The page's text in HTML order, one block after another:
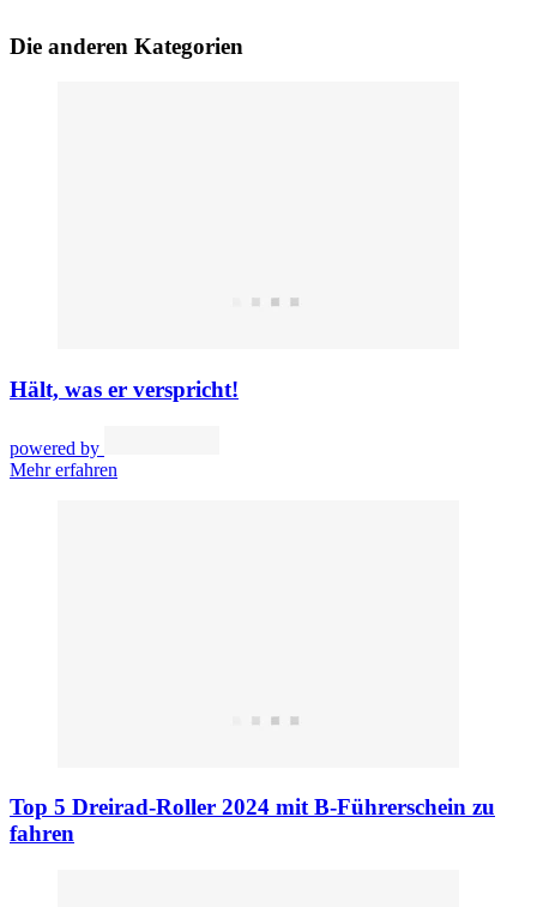
Die anderen Kategorien
Hält, was er verspricht!
powered by
Mehr erfahren
Top 5 Dreirad-Roller 2024 mit B-Führerschein zu
fahren